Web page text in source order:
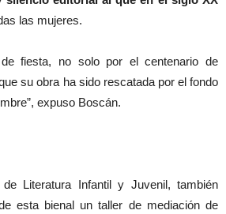
las mujeres.
fiesta, no solo por el centenario de
su obra ha sido rescatada por el fondo
expuso Boscán.
Literatura Infantil y Juvenil, también
esta bienal un taller de mediación de